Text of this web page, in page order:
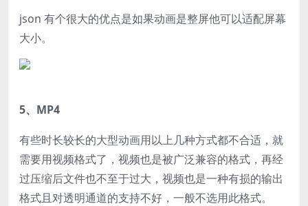
json 有个很大的优点是如果动画是整屏他可以适配屏幕
大小。
5、MP4
有些时长较长的大型动画用以上几种方式都不合适，就
需要用视频格式了，视频也是被广泛兼容的格式，再经
过压缩后文件也不至于过大，视频也是一种有损的输出
格式且对透明通道的支持不好，一般不选用此格式。